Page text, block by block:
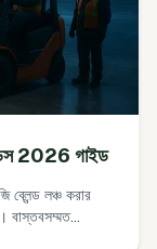
2026 গাইড
ব্লেন্ড লঞ্চ করার
বাস্তবসম্মত